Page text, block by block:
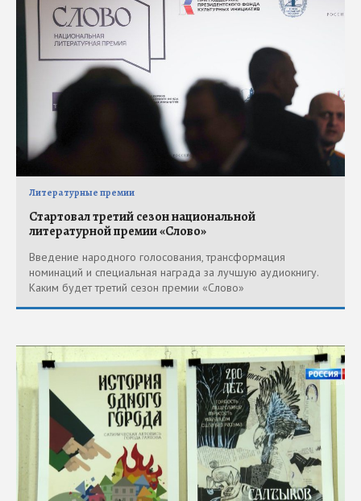
Литературные премии
Стартовал третий сезон национальной
литературной премии «Слово»
Введение народного голосования, трансформация
номинаций и специальная награда за лучшую аудиокнигу.
Каким будет третий сезон премии «Слово»